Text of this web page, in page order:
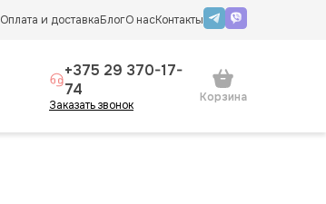
Оплата и доставкаБлогО насКонтакты
+375 29 370-17-
74
Заказать звонок
Корзина